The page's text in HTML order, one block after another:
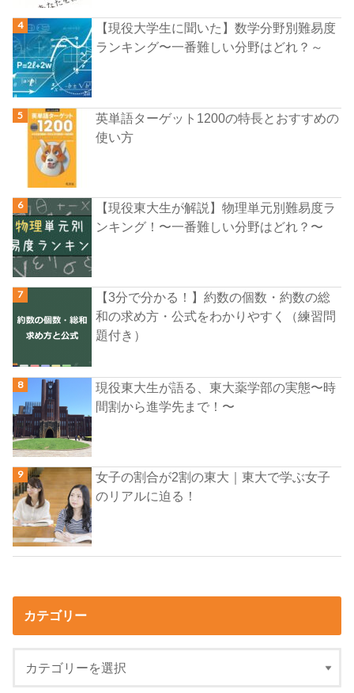
【現役大学生に聞いた】数学分野別難易度
ランキング〜一番難しい分野はどれ？～
英単語ターゲット1200の特長とおすすめの
使い方
【現役東大生が解説】物理単元別難易度ラ
ンキング！〜一番難しい分野はどれ？〜
【3分で分かる！】約数の個数・約数の総
和の求め方・公式をわかりやすく（練習問
題付き）
現役東大生が語る、東大薬学部の実態〜時
間割から進学先まで！〜
女子の割合が2割の東大｜東大で学ぶ女子
のリアルに迫る！
カテゴリー